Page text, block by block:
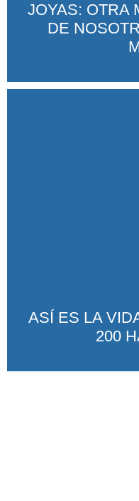
JOYAS: OTRA
DE
ASÍ ES LA
200